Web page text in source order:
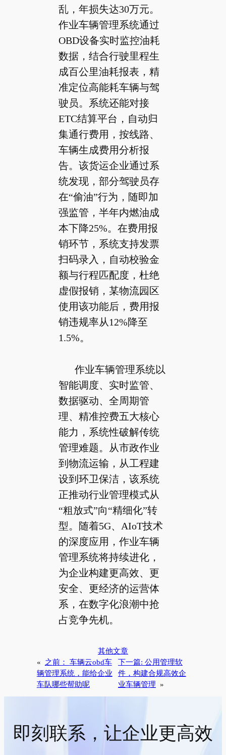
乱，年损失达30万元。
作业车辆管理系统通过
OBD设备实时监控油耗
数据，结合行驶里程生
成百公里油耗报表，精
准定位高能耗车辆与驾
驶员。系统还能对接
ETC结算平台，自动归
集通行费用，按线路、
车辆生成费用分析报
告。该货运企业通过系
统发现，部分驾驶员存
在“偷油”行为，随即加
强监管，半年内燃油成
本下降25%。在费用报
销环节，系统支持发票
扫码录入，自动校验金
额与行程匹配度，杜绝
虚假报销，某物流园区
使用该功能后，费用报
销违规率从12%降至
1.5%。
作业车辆管理系统以
智能调度、实时监管、
数据驱动、全周期管
理、精准控费五大核心
能力，系统性破解传统
管理难题。从市政作业
到物流运输，从工程建
设到环卫保洁，该系统
正推动行业管理模式从
“粗放式”向“精细化”转
型。随着5G、AIoT技术
的深度应用，作业车辆
管理系统将持续进化，
为企业构建更高效、更
安全、更经济的运营体
系，在数字化浪潮中抢
占竞争先机。
其他文章
«
之前： 车辆云obd车
辆管理系统，能给企业
车队哪些帮助呢
下一篇: 公用管理软
件，构建合规高效企
业车辆管理 »
即刻联系，让企业更高效